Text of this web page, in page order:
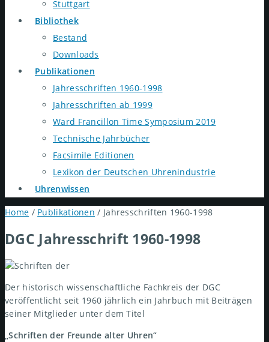
Stuttgart
Bibliothek
Bestand
Downloads
Publikationen
Jahresschriften 1960-1998
Jahresschriften ab 1999
Ward Francillon Time Symposium 2019
Technische Jahrbücher
Facsimile Editionen
Lexikon der Deutschen Uhrenindustrie
Uhrenwissen
Home / Publikationen / Jahresschriften 1960-1998
DGC Jahresschrift 1960-1998
Der historisch wissenschaftliche Fachkreis der DGC
veröffentlicht seit 1960 jährlich ein Jahrbuch mit Beiträgen
seiner Mitglieder unter dem Titel
„Schriften der Freunde alter Uhren“